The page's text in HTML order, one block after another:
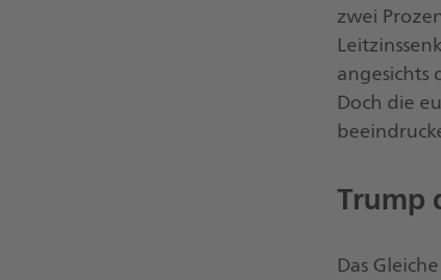
zwei
angesichts
Doch die
Trump
Das